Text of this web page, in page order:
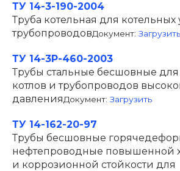
ТУ 14-3-190-2004
Труба котельная для котельных
трубопроводовДокумент: Загрузить
ТУ 14-3Р-460-2003
Трубы стальные бесшовные
котлов и трубопроводов
давленияДокумент: Загрузить
ТУ 14-162-20-97
Трубы бесшовные
нефтепроводные повышенной
и коррозионной стойкости для